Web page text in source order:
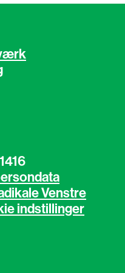
Venstre
indstillinger